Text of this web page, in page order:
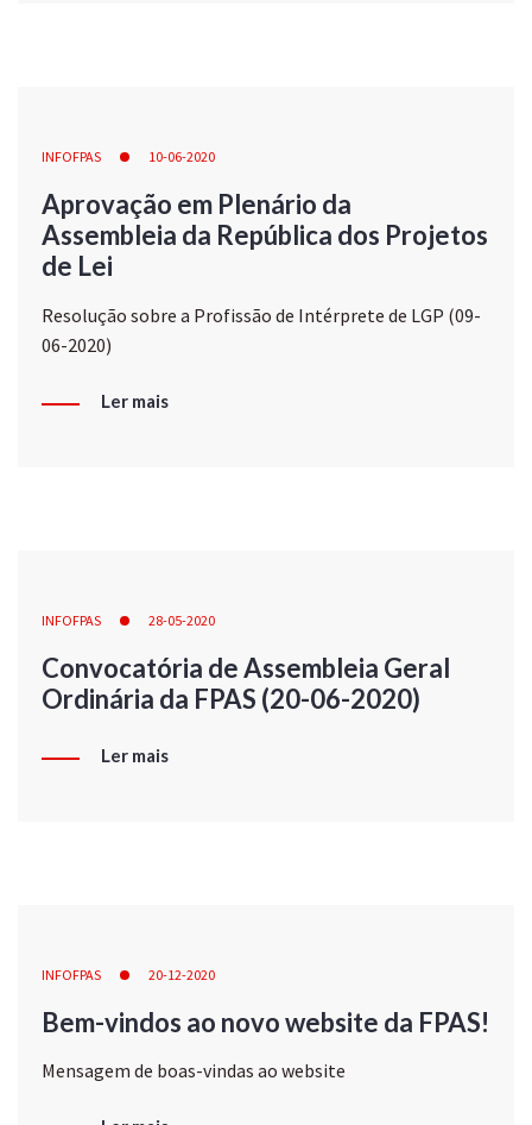
INFOFPAS 10-06-2020
Aprovação em Plenário da
Assembleia da República dos Projetos
de Lei
Resolução sobre a Profissão de Intérprete de LGP (09-
06-2020)
Ler mais
INFOFPAS 28-05-2020
Convocatória de Assembleia Geral
Ordinária da FPAS (20-06-2020)
Ler mais
INFOFPAS 20-12-2020
Bem-vindos ao novo website da FPAS!
Mensagem de boas-vindas ao website